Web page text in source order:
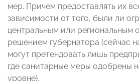
мер. Причем предоставлять их
зависимости от того, были ли
центральным или региональным
решением губернатора (сейчас
могут претендовать лишь
где санитарные меры одобрены
уровне).